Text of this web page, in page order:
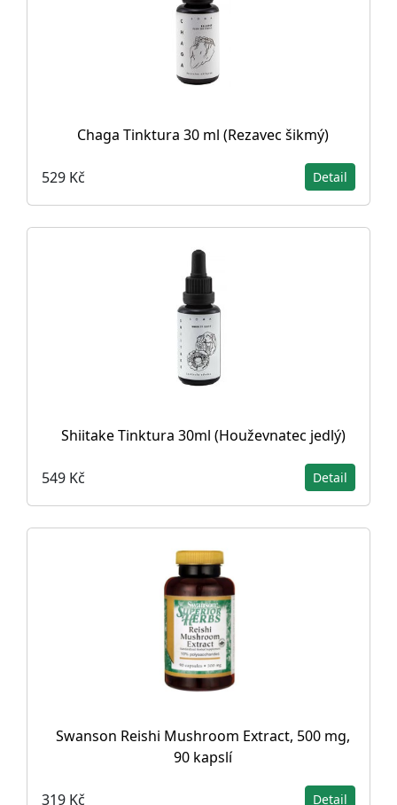
Chaga Tinktura 30 ml (Rezavec šikmý)
529 Kč Detail
Shiitake Tinktura 30ml (Houževnatec jedlý)
549 Kč Detail
Swanson Reishi Mushroom Extract, 500 mg,
90 kapslí
319 Kč Detail